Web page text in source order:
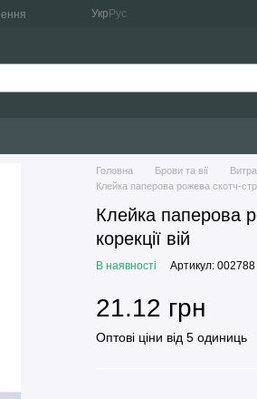
Укр Рус
Головна Брови та вії
Клейка паперова рожева скотч-
Клейка паперова
корекції вій
В наявності Артикул: 002788
21.12 грн
Оптові ціни від 5 одиниць